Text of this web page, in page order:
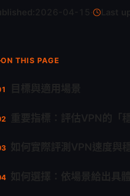
Last
ON THIS PAGE